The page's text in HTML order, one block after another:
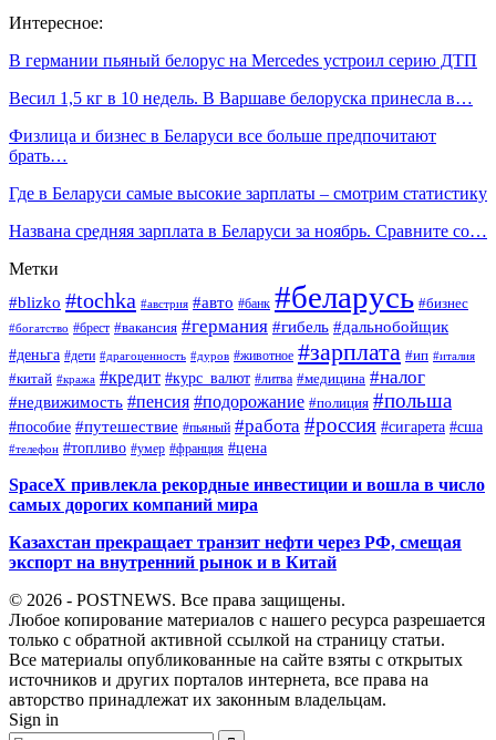
Интересное:
В германии пьяный белорус на Mercedes устроил серию ДТП
Весил 1,5 кг в 10 недель. В Варшаве белоруска принесла в…
Физлица и бизнес в Беларуси все больше предпочитают
брать…
Где в Беларуси самые высокие зарплаты – смотрим статистику
Названа средняя зарплата в Беларуси за ноябрь. Сравните со…
Метки
#blizko #tochka #австрия #авто #банк #беларусь #бизнес
#богатство #брест #вакансия #германия #гибель #дальнобойщик
#деньга #дети #драгоценность #дуров #животное #зарплата #ип #италия
#китай #кража #кредит #курс_валют #литва #медицина #налог
#недвижимость #пенсия #подорожание #полиция #польша
#пособие #путешествие #пьяный #работа #россия #сигарета #сша
#телефон #топливо #умер #франция #цена
SpaceX привлекла рекордные инвестиции и вошла в число
самых дорогих компаний мира
Казахстан прекращает транзит нефти через РФ, смещая
экспорт на внутренний рынок и в Китай
© 2026 - POSTNEWS. Все права защищены.
Любое копирование материалов с нашего ресурса разрешается
только с обратной активной ссылкой на страницу статьи.
Все материалы опубликованные на сайте взяты с открытых
источников и других порталов интернета, все права на
авторство принадлежат их законным владельцам.
Sign in